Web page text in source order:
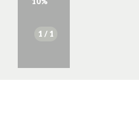
1 / 1